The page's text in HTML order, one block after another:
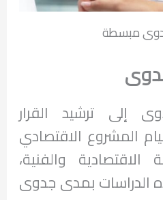
مبسطة
إلى ترشيد القرار
المشروع الاقتصادي
والفنية،
الدراسات بمدى جدوى